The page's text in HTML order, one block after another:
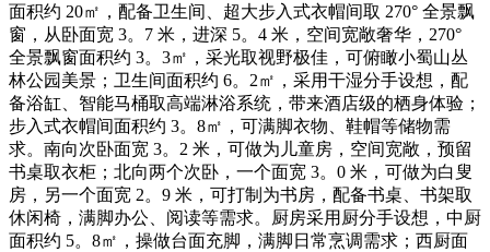
面积约 20㎡，配备卫生间、超大步入式衣帽间取 270° 全景飘
窗，从卧面宽 3。7 米，进深 5。4 米，空间宽敞奢华，270°
全景飘窗面积约 3。3㎡，采光取视野极佳，可俯瞰小蜀山丛
林公园美景；卫生间面积约 6。2㎡，采用干湿分手设想，配
备浴缸、智能马桶取高端淋浴系统，带来酒店级的栖身体验；
步入式衣帽间面积约 3。8㎡，可满脚衣物、鞋帽等储物需
求。南向次卧面宽 3。2 米，可做为儿童房，空间宽敞，预留
书桌取衣柜；北向两个次卧，一个面宽 3。0 米，可做为白叟
房，另一个面宽 2。9 米，可打制为书房，配备书桌、书架取
休闲椅，满脚办公、阅读等需求。厨房采用厨分手设想，中厨
面积约 5。8㎡，操做台面充脚，满脚日常烹调需求；西厨面